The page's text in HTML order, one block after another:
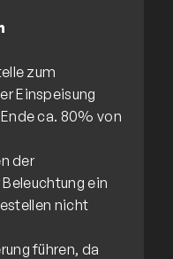
zum
Einspeisung
ca. 80% von
der
ein
nicht
führen, da